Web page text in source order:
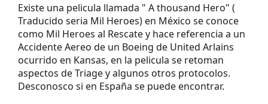
Existe una pelicula llamada " A thousand Hero" (
Traducido seria Mil Heroes) en México se conoce
como Mil Heroes al Rescate y hace referencia a un
Accidente Aereo de un Boeing de United Arlains
ocurrido en Kansas, en la pelicula se retoman
aspectos de Triage y algunos otros protocolos.
Desconosco si en España se puede encontrar.